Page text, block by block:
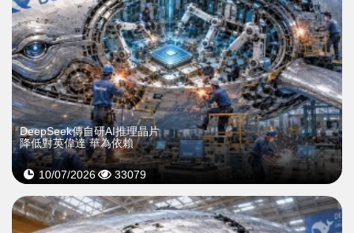
DeepSeek傳自研AI推理晶片
降低對英偉達 華為依賴
10/07/2026 33079